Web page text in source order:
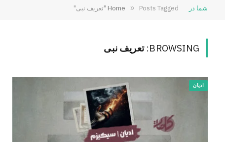
شما در Home » Posts Tagged "تعریف نبی"
BROWSING: تعریف نبی
ادیان